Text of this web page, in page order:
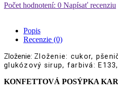
Počet hodnotení: 0 Napísať recenziu
Popis
Recenzie (0)
Zloženie: Zloženie: cukor,
glukózový sirup, farbivá:
KONFETTOVÁ POSÝPKA